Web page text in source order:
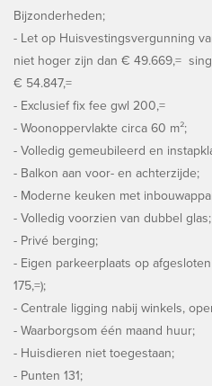
Bijzonderheden;
- Let op Huisvestingsvergunning
niet hoger zijn dan € 49.669,=
€ 54.847,=
- Exclusief fix fee gwl 200,=
- Woonoppervlakte circa 60 m²;
- Volledig gemeubileerd en
- Balkon aan voor- en achterzijde;
- Moderne keuken met
- Volledig voorzien van dubbel glas;
- Privé berging;
- Eigen parkeerplaats op
175,=);
- Centrale ligging nabij winkels,
- Waarborgsom één maand huur;
- Huisdieren niet toegestaan;
- Punten 131;